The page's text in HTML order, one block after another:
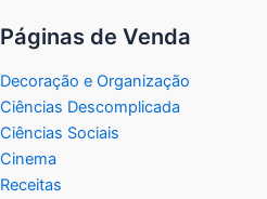
Páginas de Venda
Decoração e Organização
Ciências Descomplicada
Ciências Sociais
Cinema
Receitas